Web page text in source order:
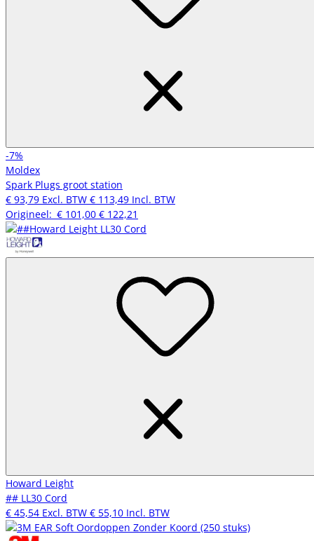
-7%
Moldex
Spark Plugs groot station
€ 93,79 Excl. BTW € 113,49 Incl. BTW
Origineel: € 101,00 € 122,21
Howard Leight
## LL30 Cord
€ 45,54 Excl. BTW € 55,10 Incl. BTW